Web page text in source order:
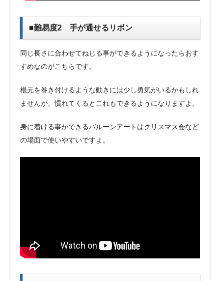
■難易度2 手が通せるリボン
同じ長さに合わせてねじる事ができるようになったらおす
すめなのがこちらです。
根元を巻き付けるような動きには少し勇気がいるかもしれ
ませんが、慣れてくるとこれもできるようになりますよ。
身に着ける事ができるバルーンアートはクリスマス会など
の場面で使いやすいですよ。